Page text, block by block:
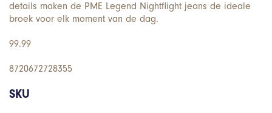
details maken de PME Legend Nightflight jeans de ideale
broek voor elk moment van de dag.
99.99
8720672728355
SKU